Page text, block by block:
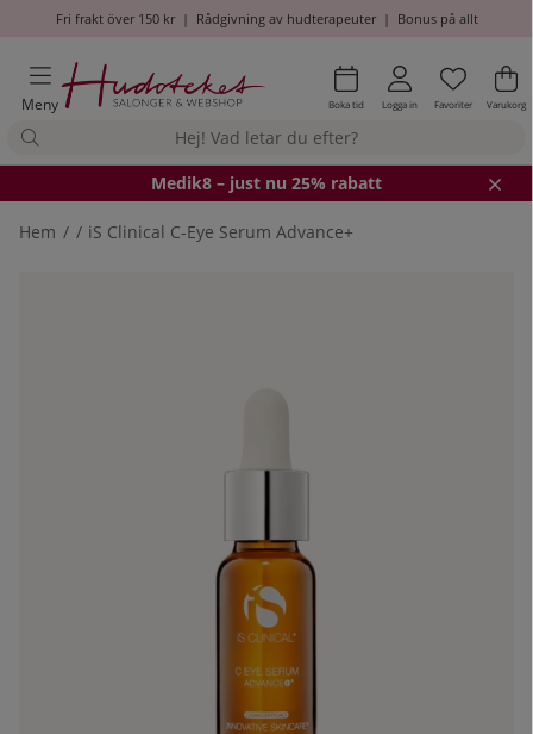
Fri frakt över 150 kr| Rådgivning av hudterapeuter| Bonus på allt
Meny Boka tid Logga in Antal i
.
Favoriter .
Varukorg
Medik8 – just nu 25% rabatt
Hem iS Clinical C-Eye Serum Advance+